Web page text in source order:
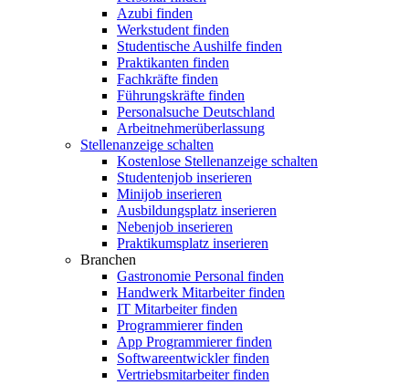
Azubi finden
Werkstudent finden
Studentische Aushilfe finden
Praktikanten finden
Fachkräfte finden
Führungskräfte finden
Personalsuche Deutschland
Arbeitnehmerüberlassung
Stellenanzeige schalten
Kostenlose Stellenanzeige schalten
Studentenjob inserieren
Minijob inserieren
Ausbildungsplatz inserieren
Nebenjob inserieren
Praktikumsplatz inserieren
Branchen
Gastronomie Personal finden
Handwerk Mitarbeiter finden
IT Mitarbeiter finden
Programmierer finden
App Programmierer finden
Softwareentwickler finden
Vertriebsmitarbeiter finden